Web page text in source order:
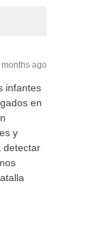
ago
infantes
en
y
detectar